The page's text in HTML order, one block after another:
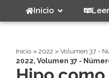
Inicio Leer
Inicio »2022 »Volumen 37 -
2022, Volumen 37 -